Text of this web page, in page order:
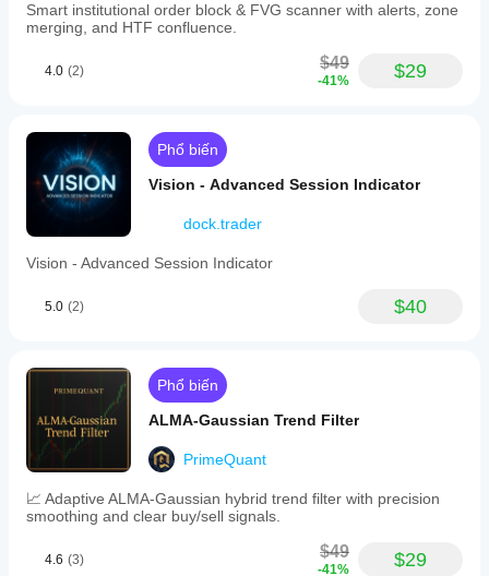
Smart institutional order block & FVG scanner with alerts, zone
merging, and HTF confluence.
4.0 (2) $49
-41% $29
Phổ biến
Vision - Advanced Session Indicator
dock.trader
Vision - Advanced Session Indicator
5.0 (2) $40
Phổ biến
ALMA-Gaussian Trend Filter
PrimeQuant
📈 Adaptive ALMA-Gaussian hybrid trend filter with precision
smoothing and clear buy/sell signals.
4.6 (3) $49
-41% $29